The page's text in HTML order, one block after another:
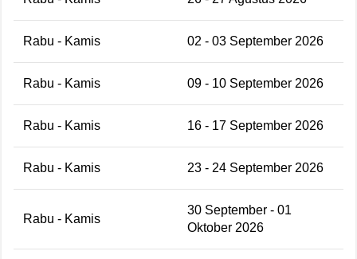
Rabu - Kamis 02 - 03 September 2026
Rabu - Kamis 09 - 10 September 2026
Rabu - Kamis 16 - 17 September 2026
Rabu - Kamis 23 - 24 September 2026
Rabu - Kamis
30 September - 01
Oktober 2026